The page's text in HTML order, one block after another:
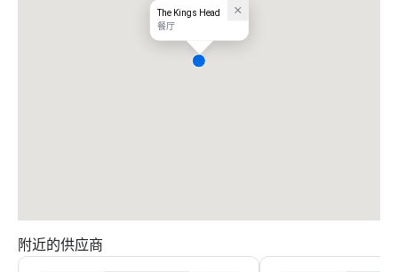
The Kings Head
餐厅
附近的供应商